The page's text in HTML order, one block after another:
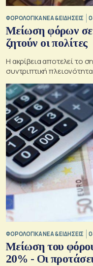
ΦΟΡΟΛΟΓΙΚΑ ΝΕΑ & EΙΔΗΣΕΙΣ
Μείωση φόρων σε
ζητούν οι πολίτες
Η ακρίβεια αποτελεί το
συντριπτική
ΦΟΡΟΛΟΓΙΚΑ ΝΕΑ & EΙΔΗΣΕΙΣ
Μείωση του φόρου
20% - Οι